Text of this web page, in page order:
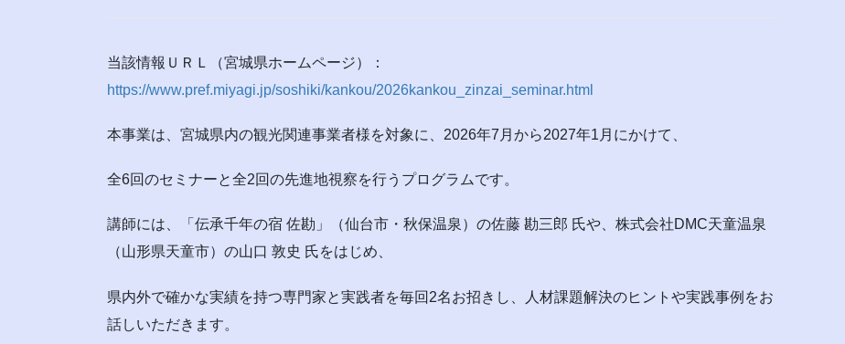
当該情報ＵＲＬ（宮城県ホームページ）：
https://www.pref.miyagi.jp/soshiki/kankou/2026kankou_zinzai_seminar.html
本事業は、宮城県内の観光関連事業者様を対象に、2026年7月から2027年1月にかけて、
全6回のセミナーと全2回の先進地視察を行うプログラムです。
講師には、「伝承千年の宿 佐勘」（仙台市・秋保温泉）の佐藤 勘三郎 氏や、株式会社DMC天童温泉
（山形県天童市）の山口 敦史 氏をはじめ、
県内外で確かな実績を持つ専門家と実践者を毎回2名お招きし、人材課題解決のヒントや実践事例をお
話しいただきます。